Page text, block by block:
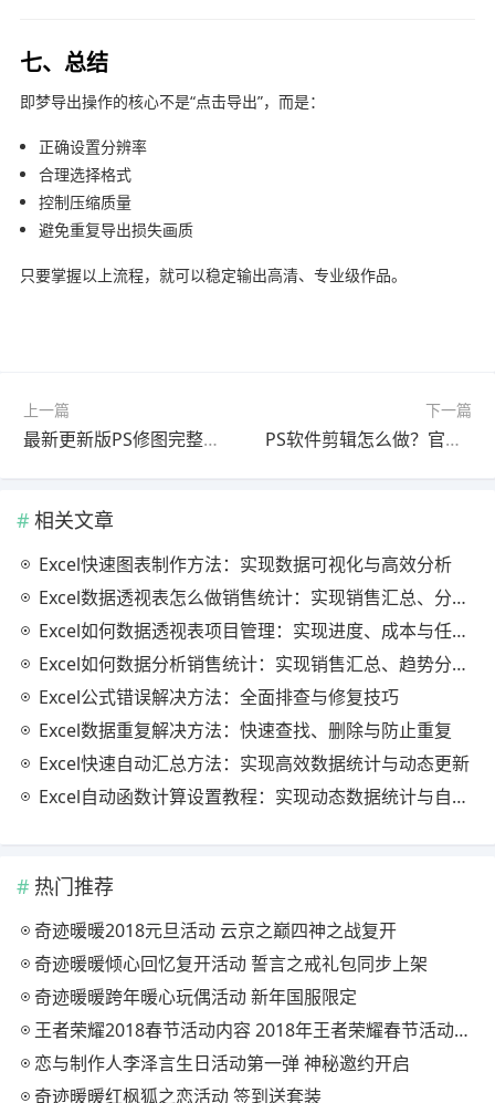
七、总结
即梦导出操作的核心不是“点击导出”，而是：
正确设置分辨率
合理选择格式
控制压缩质量
避免重复导出损失画质
只要掌握以上流程，就可以稳定输出高清、专业级作品。
上一篇
最新更新版PS修图完整指南教程｜零基础入门
下一篇
PS软件剪辑怎么做？官方最新版完整指南（详细步骤）
相关文章
Excel快速图表制作方法：实现数据可视化与高效分析
Excel数据透视表怎么做销售统计：实现销售汇总、分析与动态监控
Excel如何数据透视表项目管理：实现进度、成本与任务的高效分析
Excel如何数据分析销售统计：实现销售汇总、趋势分析与业绩优化
Excel公式错误解决方法：全面排查与修复技巧
Excel数据重复解决方法：快速查找、删除与防止重复
Excel快速自动汇总方法：实现高效数据统计与动态更新
Excel自动函数计算设置教程：实现动态数据统计与自动更新
热门推荐
奇迹暖暖2018元旦活动 云京之巅四神之战复开
奇迹暖暖倾心回忆复开活动 誓言之戒礼包同步上架
奇迹暖暖跨年暖心玩偶活动 新年国服限定
王者荣耀2018春节活动内容 2018年王者荣耀春节活动大全
恋与制作人李泽言生日活动第一弹 神秘邀约开启
奇迹暖暖红枫狐之恋活动 签到送套装